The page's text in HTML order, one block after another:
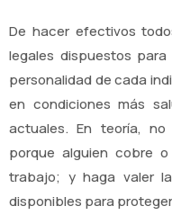
De hacer efectivos
legales dispuestos
personalidad de cada
en condiciones más
actuales. En teoría,
porque alguien cobre
trabajo; y haga valer
disponibles para